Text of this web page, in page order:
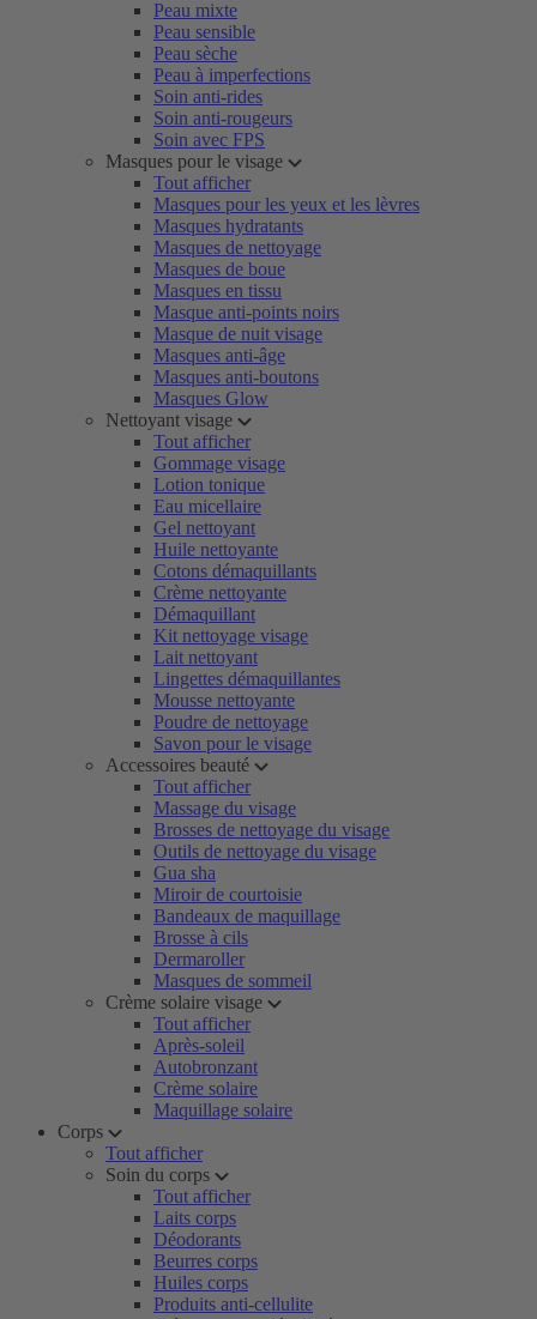
Peau mixte
Peau sensible
Peau sèche
Peau à imperfections
Soin anti-rides
Soin anti-rougeurs
Soin avec FPS
Masques pour le visage
Tout afficher
Masques pour les yeux et les lèvres
Masques hydratants
Masques de nettoyage
Masques de boue
Masques en tissu
Masque anti-points noirs
Masque de nuit visage
Masques anti-âge
Masques anti-boutons
Masques Glow
Nettoyant visage
Tout afficher
Gommage visage
Lotion tonique
Eau micellaire
Gel nettoyant
Huile nettoyante
Cotons démaquillants
Crème nettoyante
Démaquillant
Kit nettoyage visage
Lait nettoyant
Lingettes démaquillantes
Mousse nettoyante
Poudre de nettoyage
Savon pour le visage
Accessoires beauté
Tout afficher
Massage du visage
Brosses de nettoyage du visage
Outils de nettoyage du visage
Gua sha
Miroir de courtoisie
Bandeaux de maquillage
Brosse à cils
Dermaroller
Masques de sommeil
Crème solaire visage
Tout afficher
Après-soleil
Autobronzant
Crème solaire
Maquillage solaire
Corps
Tout afficher
Soin du corps
Tout afficher
Laits corps
Déodorants
Beurres corps
Huiles corps
Produits anti-cellulite